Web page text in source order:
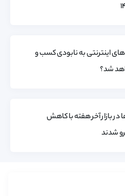
اینترنتی به نابودی کسب و
شد؟
بازار آخر هفته با کاهش
شدند